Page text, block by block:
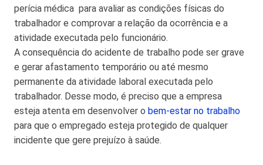
perícia médica para avaliar as condições físicas do
trabalhador e comprovar a relação da ocorrência e a
atividade executada pelo funcionário.
A consequência do acidente de trabalho pode ser grave
e gerar afastamento temporário ou até mesmo
permanente da atividade laboral executada pelo
trabalhador. Desse modo, é preciso que a empresa
esteja atenta em desenvolver o bem-estar no trabalho
para que o empregado esteja protegido de qualquer
incidente que gere prejuízo à saúde.